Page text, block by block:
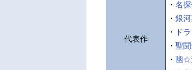
代表作
・ 名
・ 銀
・
ド
・ 聖
・ 幽☆